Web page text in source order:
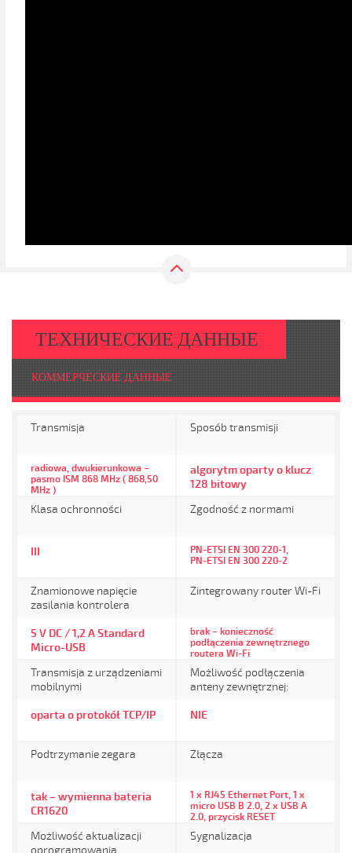
ТЕХНИЧЕСКИЕ ДАННЫЕ
КОММЕРЧЕСКИЕ ДАННЫЕ
Transmisja
radiowa, dwukierunkowa –
pasmo ISM 868 MHz ( 868,50
MHz )
Sposób transmisji
algorytm oparty o klucz
128 bitowy
Klasa ochronności
III
Zgodność z normami
PN-ETSI EN 300 220-1,
PN-ETSI EN 300 220-2
Znamionowe napięcie
zasilania kontrolera
5 V DC / 1,2 A Standard
Micro-USB
Zintegrowany router Wi-Fi
brak – konieczność
podłączenia zewnętrznego
routera Wi-Fi
Transmisja z urządzeniami
mobilnymi
oparta o protokół TCP/IP
Możliwość podłączenia
anteny zewnętrznej:
NIE
Podtrzymanie zegara
tak – wymienna bateria
CR1620
Złącza
1 x RJ45 Ethernet Port, 1 x
micro USB B 2.0, 2 x USB A
2.0, przycisk RESET
Możliwość aktualizacji
oprogramowania
Sygnalizacja